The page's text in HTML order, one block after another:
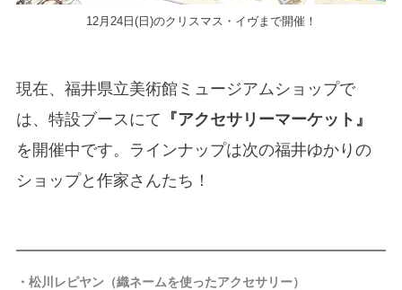
12月24日(日)のクリスマス・イヴまで開催！
現在、福井県立美術館ミュージアムショップで
は、特設ブースにて 『アクセサリーマーケット』
を開催中です。ラインナップは次の福井ゆかりの
ショップと作家さんたち！
・松川レピヤン（織ネームを使ったアクセサリー）